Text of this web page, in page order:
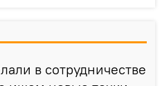
в сотрудничестве